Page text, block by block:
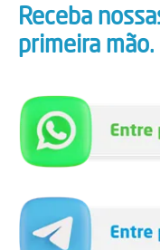
Receba
primeira mão.